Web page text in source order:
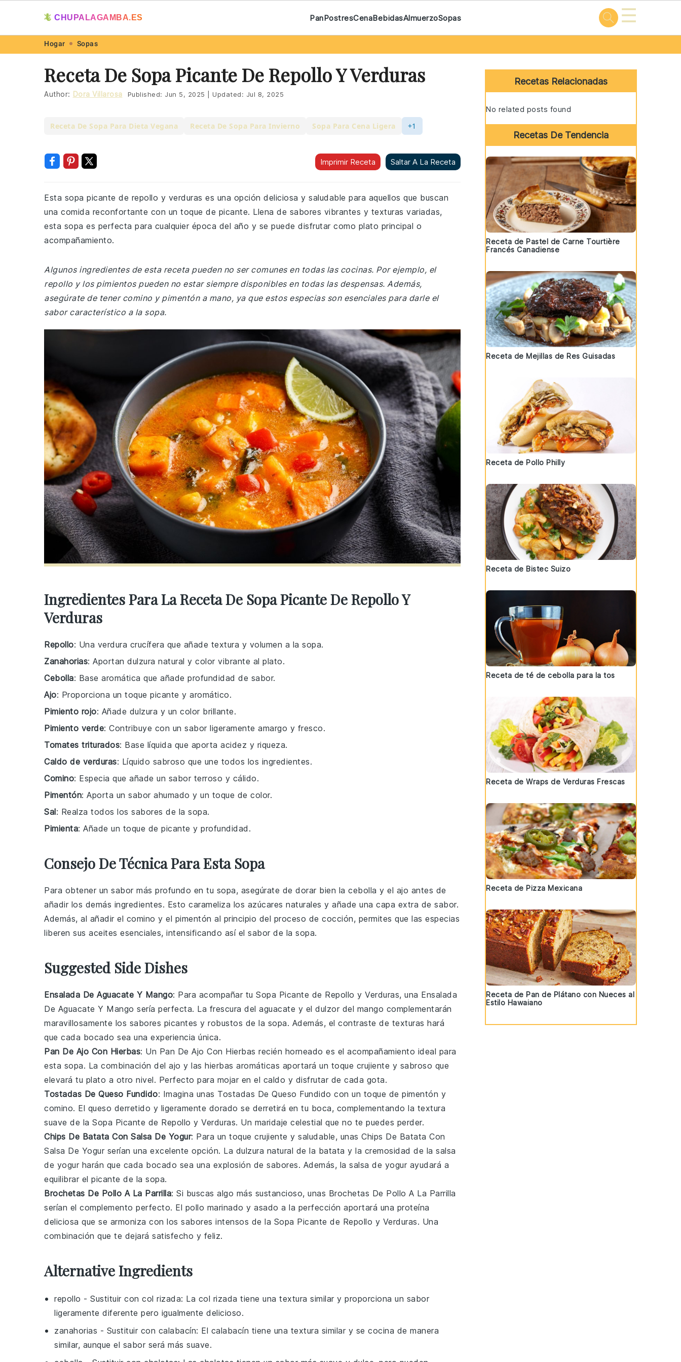
navigation
content
🦎 CHUPALAGAMBA.ES PanPostresCenaBebidasAlmuerzoSopas ☰
Hogar Sopas
Receta De Sopa Picante De Repollo Y Verduras
Author: Dora Villarosa Published: Jun 5, 2025 Updated: Jul 8, 2025
Receta De Sopa Para Dieta Vegana Receta De Sopa Para Invierno Sopa Para Cena Ligera +1
Imprimir Receta Saltar A La Receta
Esta sopa picante de repollo y verduras es una opción deliciosa y saludable para aquellos que buscan
una comida reconfortante con un toque de picante. Llena de sabores vibrantes y texturas variadas,
esta sopa es perfecta para cualquier época del año y se puede disfrutar como plato principal o
acompañamiento.
Algunos ingredientes de esta receta pueden no ser comunes en todas las cocinas. Por ejemplo, el
repollo y los pimientos pueden no estar siempre disponibles en todas las despensas. Además,
asegúrate de tener comino y pimentón a mano, ya que estos especias son esenciales para darle el
sabor característico a la sopa.
Ingredientes Para La Receta De Sopa Picante De Repollo Y
Verduras
Repollo: Una verdura crucífera que añade textura y volumen a la sopa.
Zanahorias: Aportan dulzura natural y color vibrante al plato.
Cebolla: Base aromática que añade profundidad de sabor.
Ajo: Proporciona un toque picante y aromático.
Pimiento rojo: Añade dulzura y un color brillante.
Pimiento verde: Contribuye con un sabor ligeramente amargo y fresco.
Tomates triturados: Base líquida que aporta acidez y riqueza.
Caldo de verduras: Líquido sabroso que une todos los ingredientes.
Comino: Especia que añade un sabor terroso y cálido.
Pimentón: Aporta un sabor ahumado y un toque de color.
Sal: Realza todos los sabores de la sopa.
Pimienta: Añade un toque de picante y profundidad.
Consejo De Técnica Para Esta Sopa
Para obtener un sabor más profundo en tu sopa, asegúrate de dorar bien la cebolla y el ajo antes de
añadir los demás ingredientes. Esto carameliza los azúcares naturales y añade una capa extra de sabor.
Además, al añadir el comino y el pimentón al principio del proceso de cocción, permites que las especias
liberen sus aceites esenciales, intensificando así el sabor de la sopa.
Suggested Side Dishes
Ensalada De Aguacate Y Mango: Para acompañar tu Sopa Picante de Repollo y Verduras, una Ensalada
De Aguacate Y Mango sería perfecta. La frescura del aguacate y el dulzor del mango complementarán
maravillosamente los sabores picantes y robustos de la sopa. Además, el contraste de texturas hará
que cada bocado sea una experiencia única.
Pan De Ajo Con Hierbas: Un Pan De Ajo Con Hierbas recién horneado es el acompañamiento ideal para
esta sopa. La combinación del ajo y las hierbas aromáticas aportará un toque crujiente y sabroso que
elevará tu plato a otro nivel. Perfecto para mojar en el caldo y disfrutar de cada gota.
Tostadas De Queso Fundido: Imagina unas Tostadas De Queso Fundido con un toque de pimentón y
comino. El queso derretido y ligeramente dorado se derretirá en tu boca, complementando la textura
suave de la Sopa Picante de Repollo y Verduras. Un maridaje celestial que no te puedes perder.
Chips De Batata Con Salsa De Yogur: Para un toque crujiente y saludable, unas Chips De Batata Con
Salsa De Yogur serían una excelente opción. La dulzura natural de la batata y la cremosidad de la salsa
de yogur harán que cada bocado sea una explosión de sabores. Además, la salsa de yogur ayudará a
equilibrar el picante de la sopa.
Brochetas De Pollo A La Parrilla: Si buscas algo más sustancioso, unas Brochetas De Pollo A La Parrilla
serían el complemento perfecto. El pollo marinado y asado a la perfección aportará una proteína
deliciosa que se armoniza con los sabores intensos de la Sopa Picante de Repollo y Verduras. Una
combinación que te dejará satisfecho y feliz.
Alternative Ingredients
repollo - Sustituir con col rizada: La col rizada tiene una textura similar y proporciona un sabor
ligeramente diferente pero igualmente delicioso.
zanahorias - Sustituir con calabacín: El calabacín tiene una textura similar y se cocina de manera
similar, aunque el sabor será más suave.
Primary
Sidebar
Recetas Relacionadas
No related posts found
Recetas De Tendencia
Receta de Pastel de Carne Tourtière
Francés Canadiense
Receta de Mejillas de Res Guisadas
Receta de Pollo Philly
Receta de Bistec Suizo
Receta de té de cebolla para la tos
Receta de Wraps de Verduras Frescas
Receta de Pizza Mexicana
Receta de Pan de Plátano con Nueces al
Estilo Hawaiano